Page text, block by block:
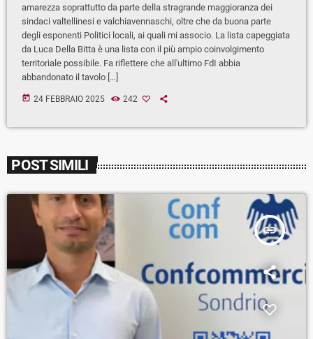
amarezza soprattutto da parte della stragrande maggioranza dei
sindaci valtellinesi e valchiavennaschi, oltre che da buona parte
degli esponenti Politici locali, ai quali mi associo. La lista capeggiata
da Luca Della Bitta è una lista con il più ampio coinvolgimento
territoriale possibile. Fa riflettere che all'ultimo FdI abbia
abbandonato il tavolo […]
today 24 FEBBRAIO 2025 242
POST SIMILI
insert_link